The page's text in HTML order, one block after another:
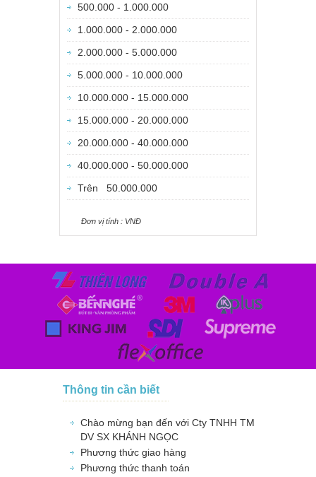
500.000 - 1.000.000
1.000.000 - 2.000.000
2.000.000 - 5.000.000
5.000.000 - 10.000.000
10.000.000 - 15.000.000
15.000.000 - 20.000.000
20.000.000 - 40.000.000
40.000.000 - 50.000.000
Trên 50.000.000
Ðơn vị tính : VNÐ
Thông tin cần biết
Chào mừng bạn đến với Cty TNHH TM
DV SX KHÁNH NGỌC
Phương thức giao hàng
Phương thức thanh toán